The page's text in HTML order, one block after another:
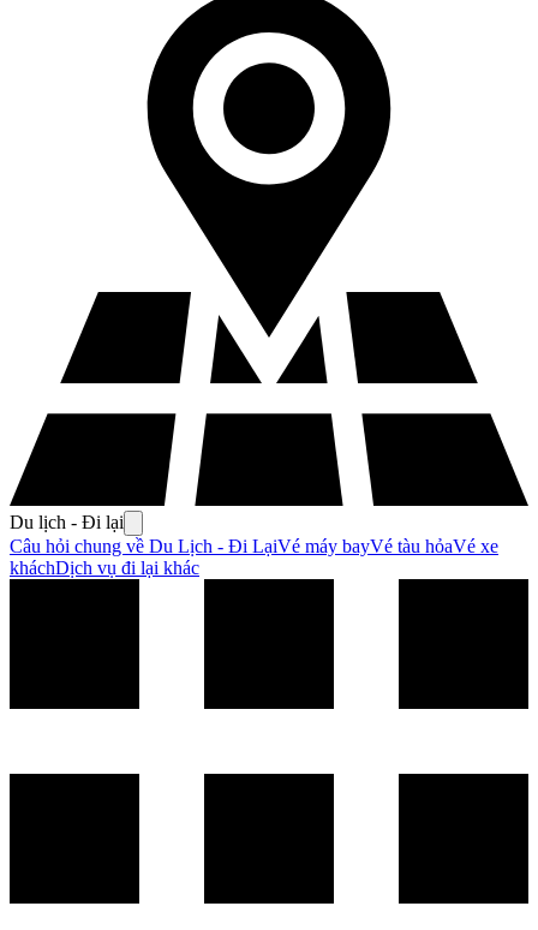
Du lịch - Đi lại
Câu hỏi chung về Du Lịch - Đi LạiVé máy bayVé tàu hỏaVé xe
kháchDịch vụ đi lại khác